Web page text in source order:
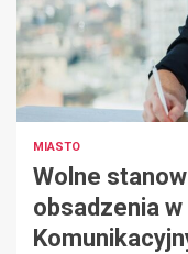
MIASTO
Wolne
obsadzenia